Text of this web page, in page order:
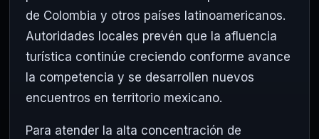
de Colombia y otros países latinoamericanos.
Autoridades locales prevén que la afluencia
turística continúe creciendo conforme avance
la competencia y se desarrollen nuevos
encuentros en territorio mexicano.
Para atender la alta concentración de